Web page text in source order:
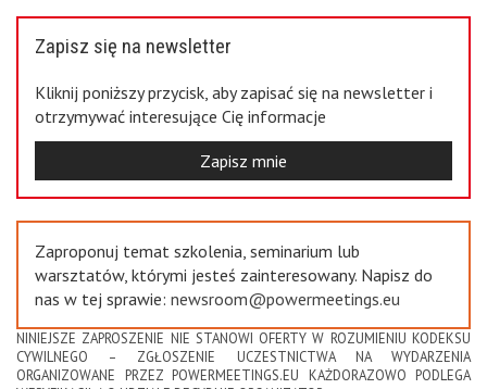
Zapisz się na newsletter
Kliknij poniższy przycisk, aby zapisać się na newsletter i
otrzymywać interesujące Cię informacje
Zapisz mnie
Zaproponuj temat szkolenia, seminarium lub
warsztatów, którymi jesteś zainteresowany. Napisz do
nas w tej sprawie: newsroom@powermeetings.eu
NINIEJSZE ZAPROSZENIE NIE STANOWI OFERTY W ROZUMIENIU KODEKSU
CYWILNEGO – ZGŁOSZENIE UCZESTNICTWA NA WYDARZENIA
ORGANIZOWANE PRZEZ POWERMEETINGS.EU KAŻDORAZOWO PODLEGA